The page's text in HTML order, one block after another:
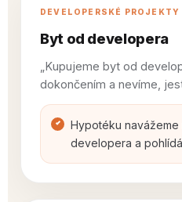
DEVELOPERSKÉ PROJEKTY
Byt od developera
„Kupujeme byt od
dokončením a nevíme,
Hypotéku
developera a